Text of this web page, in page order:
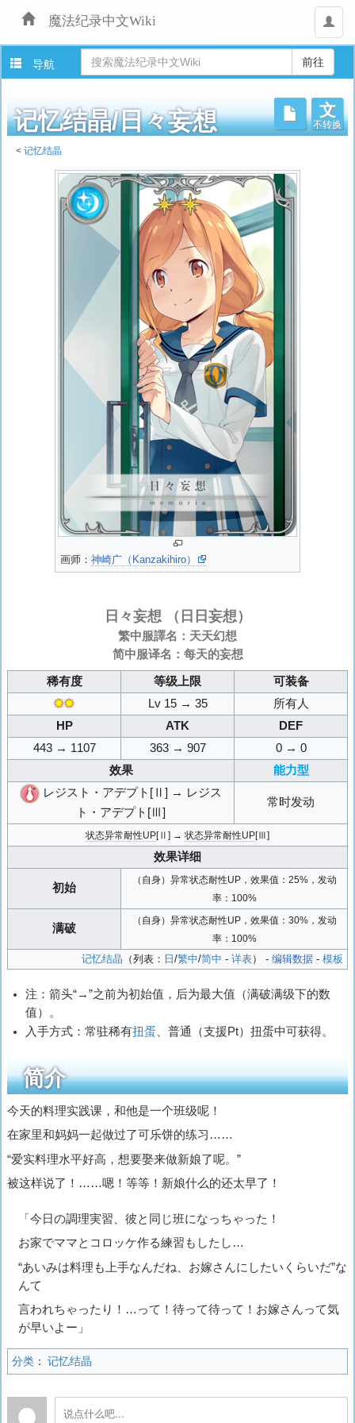
魔法纪录中文Wiki
用
户
导航
记忆结晶/日々妄想
文
不转换
<记忆结晶
画师： 神崎广（Kanzakihiro）
日々妄想（日日妄想）
繁中服譯名：天天幻想
简中服译名：每天的妄想
稀有度 等级上限
可装备
✸✸
Lv 15 → 35
所有人
HP
ATK
DEF
443 → 1107
363 → 907
0 → 0
效果
能力型
レジスト・アデプト[Ⅱ] → レジス
ト・アデプト[Ⅲ]
常时发动
状态异常耐性UP[Ⅱ] → 状态异常耐性UP[Ⅲ]
效果详细
初始
（自身）异常状态耐性UP，效果值：25%，发动
率：100%
满破
（自身）异常状态耐性UP，效果值：30%，发动
率：100%
记忆结晶 （列表： 日 /繁中/简中 - 详表） - 编辑数据- 模板
注：箭头“→”之前为初始值，后为最大值（满破满级下的数
值）。
入手方式：常驻稀有扭蛋 、普通（支援Pt）扭蛋中可获得。
简介
今天的料理实践课，和他是一个班级呢！
在家里和妈妈一起做过了可乐饼的练习……
“爱实料理水平好高，想要娶来做新娘了呢。”
被这样说了！……嗯！等等！新娘什么的还太早了！
「今日の調理実習、彼と同じ班になっちゃった！
お家でママとコロッケ作る練習もしたし…
“あいみは料理も上手なんだね、お嫁さんにしたいくらいだ”な
んて
言われちゃったり！…って！待って待って！お嫁さんって気
が早いよー」
分类： 记忆结晶